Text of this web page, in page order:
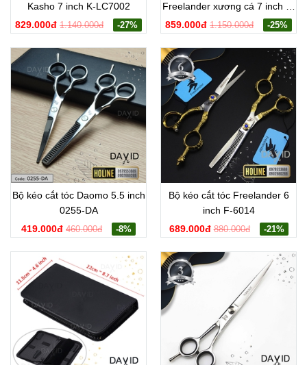
Kasho 7 inch K-LC7002
829.000đ 1.140.000đ -27%
Freelander xương cá 7 inch F-
LX7001
859.000đ 1.150.000đ -25%
Bộ kéo cắt tóc Daomo 5.5 inch
0255-DA
419.000đ 460.000đ -8%
Bộ kéo cắt tóc Freelander 6
inch F-6014
689.000đ 880.000đ -21%